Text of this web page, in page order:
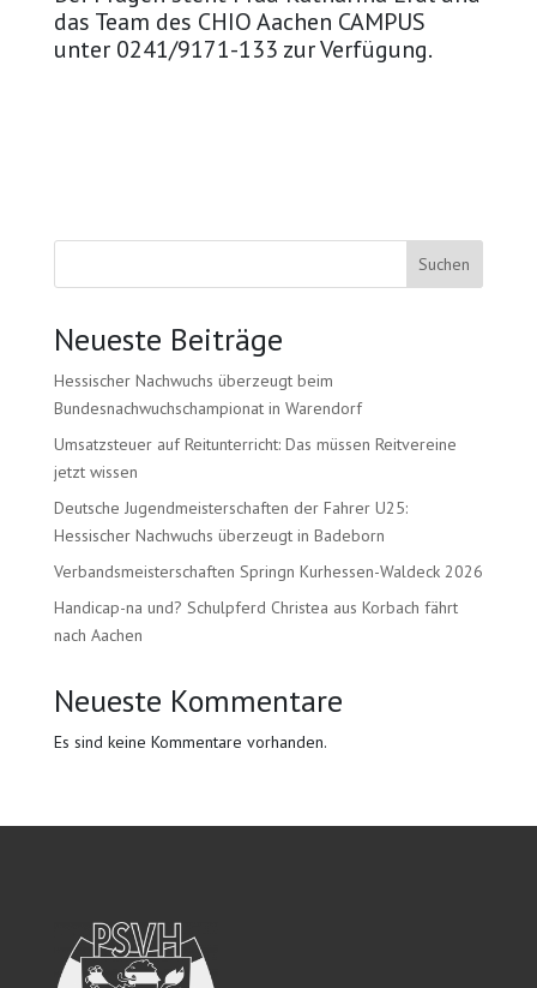
das Team des CHIO Aachen CAMPUS
unter 0241/9171-133 zur Verfügung.
Suchen
Neueste Beiträge
Hessischer Nachwuchs überzeugt beim
Bundesnachwuchschampionat in Warendorf
Umsatzsteuer auf Reitunterricht: Das müssen Reitvereine
jetzt wissen
Deutsche Jugendmeisterschaften der Fahrer U25:
Hessischer Nachwuchs überzeugt in Badeborn
Verbandsmeisterschaften Springn Kurhessen-Waldeck 2026
Handicap-na und? Schulpferd Christea aus Korbach fährt
nach Aachen
Neueste Kommentare
Es sind keine Kommentare vorhanden.